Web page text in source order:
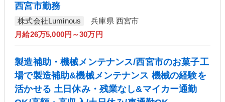
西宮市勤務
株式会社Luminous
兵庫県 西宮市
月給26万5,000円～30万円
製造補助・機械メンテナンス/西宮市のお菓子工
場で製造補助&機械メンテナンス 機械の経験を
活かせる 土日休み・残業なし&マイカー通勤